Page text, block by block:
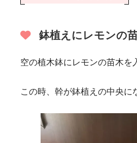
鉢植えにレモンの
空の植木鉢にレモンの苗木を
この時、幹が鉢植えの中央に